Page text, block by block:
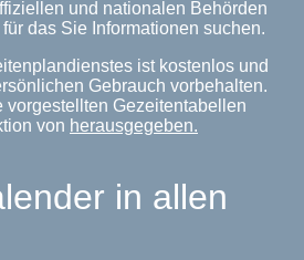
und nationalen Behörden
das Sie Informationen suchen.
ist kostenlos und
Gebrauch vorbehalten.
vorgestellten Gezeitentabellen
von herausgegeben.
in allen